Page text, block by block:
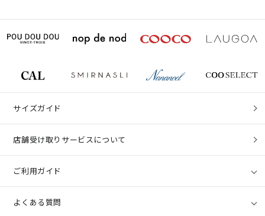
サイズガイド
店舗受け取りサービスについて
ご利用ガイド
よくある質問